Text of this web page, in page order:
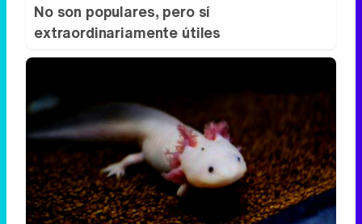
No son populares, pero sí
extraordinariamente útiles